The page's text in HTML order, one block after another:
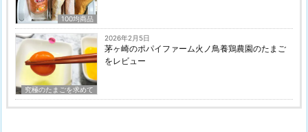
100均商品
究極のたまごを求めて
2026年2月5日
茅ヶ崎のポパイファーム火ノ鳥養鶏農園のたまご
をレビュー